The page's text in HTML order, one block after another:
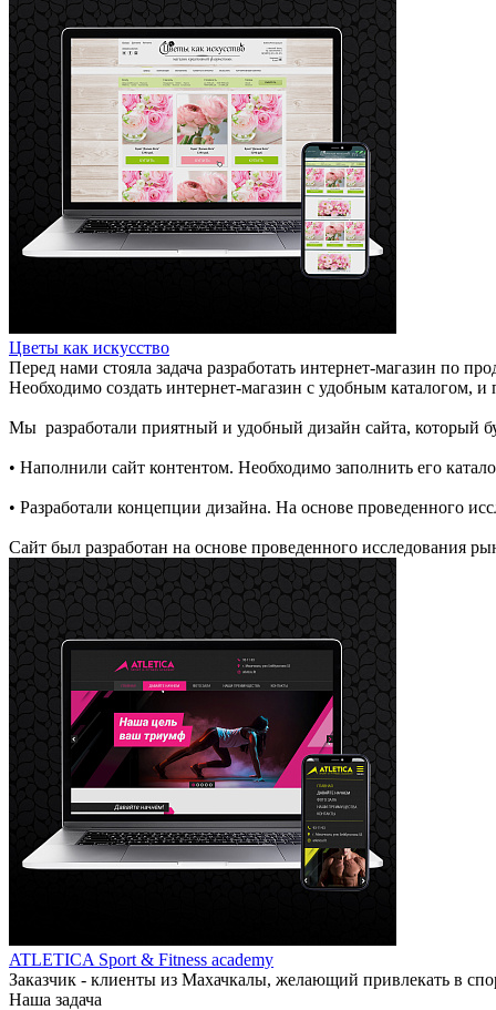
Цветы как искусство
Перед нами стояла задача разработать интернет-магазин по
Необходимо создать интернет-магазин с удобным каталогом,
Мы разработали приятный и удобный дизайн сайта, который
• Наполнили сайт контентом. Необходимо заполнить его
• Разработали концепции дизайна. На основе проведенного
Сайт был разработан на основе проведенного исследования
ATLETICA Sport & Fitness academy
Заказчик - клиенты из Махачкалы, желающий привлекать в
Наша задача